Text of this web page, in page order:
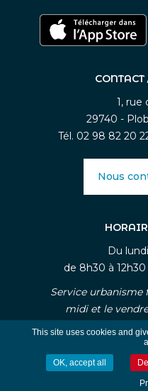
CONTACT
1, rue
29740 -
Tél. 02 98 82 20
Nous
Du
de 8h30 à
Service urbanisme
midi et le
Mentions légales-Traitement des
This site uses cookies and
OK, accept all